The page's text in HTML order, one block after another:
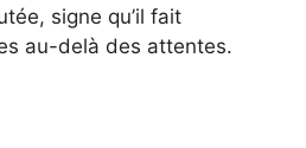
signe qu’il fait
au-delà des attentes.